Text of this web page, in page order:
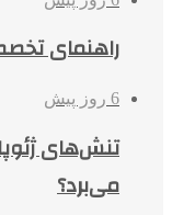
راهنمای
6 روز پیش
تنش‌های
می‌برد؟